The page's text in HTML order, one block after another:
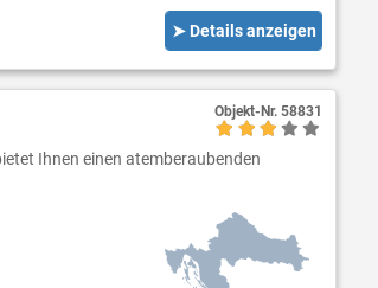
➤ Details anzeigen
Ihnen einen atemberaubenden
Objekt-Nr. 58831